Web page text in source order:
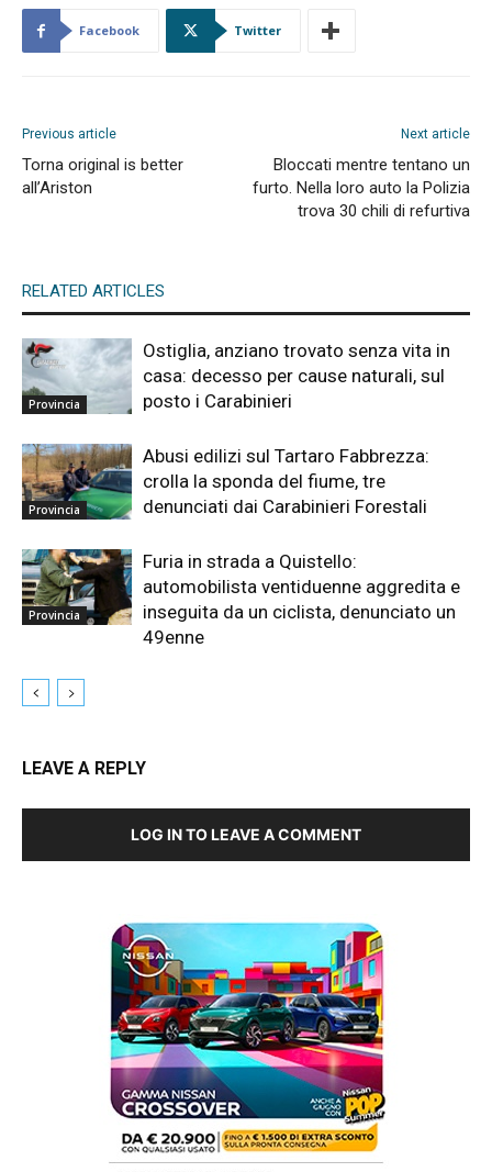
Facebook Twitter
Previous article
Torna original is better
all’Ariston
Next article
Bloccati mentre tentano un
furto. Nella loro auto la Polizia
trova 30 chili di refurtiva
RELATED ARTICLES
Provincia
Ostiglia, anziano trovato senza vita in
casa: decesso per cause naturali, sul
posto i Carabinieri
Provincia
Abusi edilizi sul Tartaro Fabbrezza:
crolla la sponda del fiume, tre
denunciati dai Carabinieri Forestali
Provincia
Furia in strada a Quistello:
automobilista ventiduenne aggredita e
inseguita da un ciclista, denunciato un
49enne
LEAVE A REPLY
LOG IN TO LEAVE A COMMENT